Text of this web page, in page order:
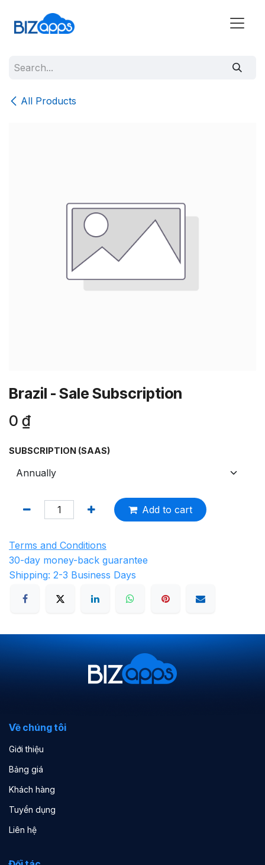
All Products
Brazil - Sale Subscription
0 ₫
SUBSCRIPTION (SAAS)
Add to cart
Terms and Conditions
30-day money-back guarantee
Shipping: 2-3 Business Days
Về chúng tôi
Giới thiệu
Bảng giá
Khách hàng
Tuyển dụng
Liên hệ